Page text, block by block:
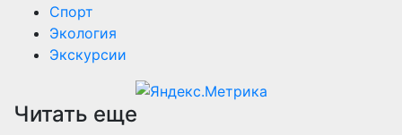
Спорт
Экология
Экскурсии
Читать еще